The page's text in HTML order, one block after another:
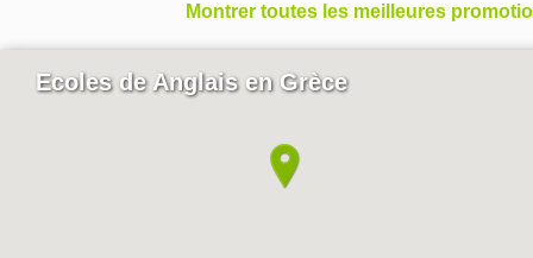
Montrer toutes les meilleures
Ecoles de Anglais en Grèce